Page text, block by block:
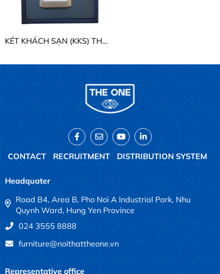
KÉT KHÁCH SẠN (KKS) THE ONE KKS01
CONTACT RECRUITMENT DISTRIBUTION SYSTEM
Headquater
Road B4, Area B, Pho Noi A Industrial Park, Nhu
Quynh Ward, Hung Yen Province
024 3555 8888
furniture@noithattheone.vn
Representative office